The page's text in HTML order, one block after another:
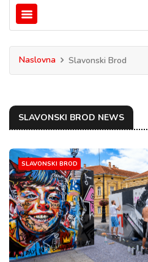
Naslovna Slavonski Brod
SLAVONSKI BROD NEWS
SLAVONSKI BROD